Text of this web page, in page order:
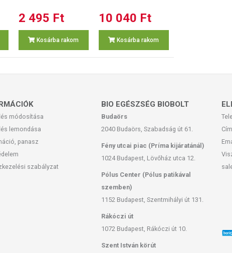
2 495 Ft
Kosárba rakom
10 040 Ft
Kosárba rakom
módosítása
lemondása
panasz
szabályzat
BIO EGÉSZSÉG BIOBOLT
Budaörs
2040 Budaörs, Szabadság út 61.
Fény utcai piac (Príma kijáratánál)
1024 Budapest, Lövőház utca 12.
Pólus Center (Pólus patikával
szemben)
1152 Budapest, Szentmihályi út 131.
Rákóczi út
1072 Budapest, Rákóczi út 10.
Szent István körút